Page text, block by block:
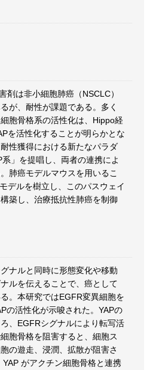
剤は非小細胞肺癌（NSCLC）
が、耐性が課題である。多く
胞骨格系の活性化は、Hippo経
を活性化することが明らかとな
性獲得における新たなパラダ
」を提唱し、両者の連携によ
肺癌モデルマウスを用いるこ
デルを樹立し、このパスウェイ
築し、治療抵抗性肺癌を制御
ナルと同時に形態変化や移動
ルを伝えることで、癌として
。本研究ではEGFR変異細胞を
の活性化が示唆された。YAPの
、EGFRシグナルにより転写活
胞骨格を阻害すると、細胞ス
の遊走、浸潤、拡散が阻害さ
がアクチン細胞骨格と連携